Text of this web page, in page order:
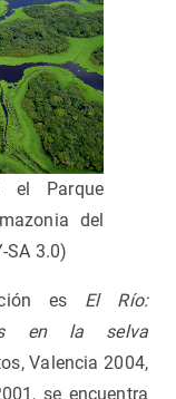
el Parque
del
SA 3.0)
es El Río:
en la selva
Valencia 2004,
se encuentra